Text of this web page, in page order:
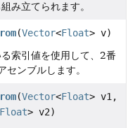
み立てられます。
(Vector<Float> v)
索引値を使用して、2番
センブルします。
(Vector<Float> v1,
Float> v2)